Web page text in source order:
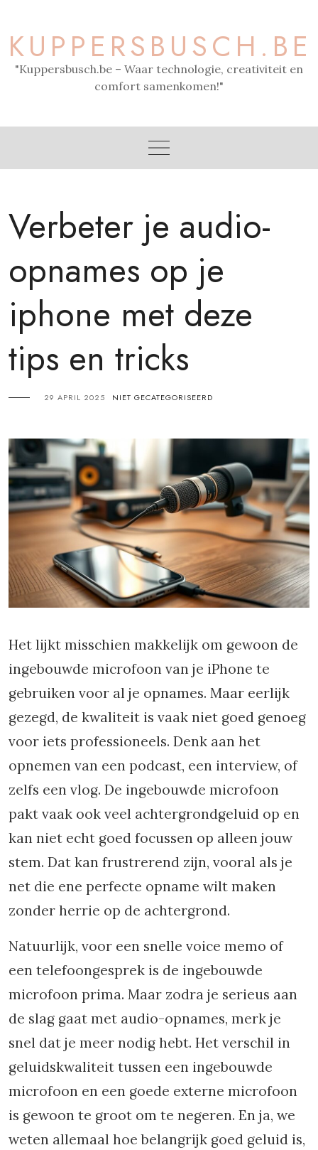
content
KUPPERSBUSCH.BE
"Kuppersbusch.be – Waar technologie, creativiteit en
comfort samenkomen!"
Verbeter je audio-
opnames op je
iphone met deze
tips en tricks
29 APRIL 2025 NIET GECATEGORISEERD
Het lijkt misschien makkelijk om gewoon de
ingebouwde microfoon van je iPhone te
gebruiken voor al je opnames. Maar eerlijk
gezegd, de kwaliteit is vaak niet goed genoeg
voor iets professioneels. Denk aan het
opnemen van een podcast, een interview, of
zelfs een vlog. De ingebouwde microfoon
pakt vaak ook veel achtergrondgeluid op en
kan niet echt goed focussen op alleen jouw
stem. Dat kan frustrerend zijn, vooral als je
net die ene perfecte opname wilt maken
zonder herrie op de achtergrond.
Natuurlijk, voor een snelle voice memo of
een telefoongesprek is de ingebouwde
microfoon prima. Maar zodra je serieus aan
de slag gaat met audio-opnames, merk je
snel dat je meer nodig hebt. Het verschil in
geluidskwaliteit tussen een ingebouwde
microfoon en een goede externe microfoon
is gewoon te groot om te negeren. En ja, we
weten allemaal hoe belangrijk goed geluid is,